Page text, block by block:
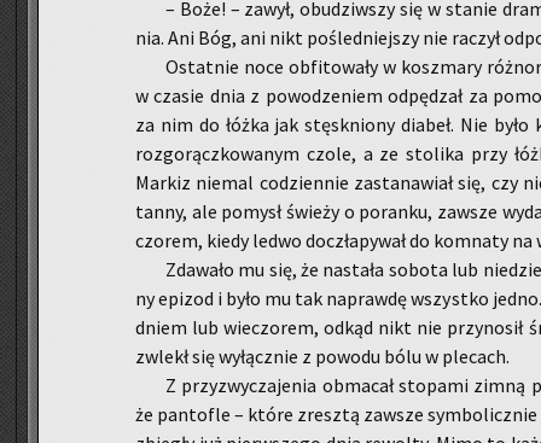
– Boże! – zawył, obu­dziw­szy się w sta­nie
nia. Ani Bóg, ani nikt po­śled­niej­szy nie ra­czył
Ostat­nie noce ob­fi­to­wa­ły w kosz­ma­ry
w cza­sie dnia z po­wo­dze­niem od­pę­dzał za
za nim do łóżka jak stę­sk­nio­ny dia­beł. Nie
roz­go­rącz­ko­wa­nym czole, a ze sto­li­ka przy
Mar­kiz nie­mal co­dzien­nie za­sta­na­wiał się, czy
tan­ny, ale po­mysł świe­ży o po­ran­ku, za­wsze
czo­rem, kiedy ledwo do­czła­py­wał do kom­na­ty na
Zda­wa­ło mu się, że na­sta­ła so­bo­ta lub
ny epi­zod i było mu tak na­praw­dę wszyst­ko
dniem lub wie­czo­rem, odkąd nikt nie przy­no­sił
zwlekł się wy­łącz­nie z po­wo­du bólu w ple­cach.
Z przy­zwy­cza­je­nia ob­ma­cał sto­pa­mi zimną
że pan­to­fle – które zresz­tą za­wsze